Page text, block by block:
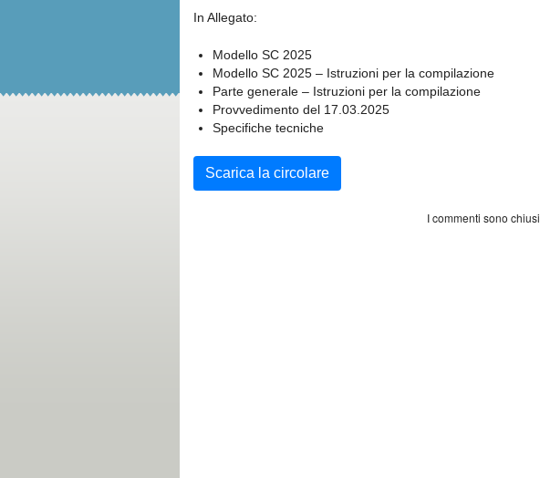
In Allegato:
Modello SC 2025
Modello SC 2025 – Istruzioni per la compilazione
Parte generale – Istruzioni per la compilazione
Provvedimento del 17.03.2025
Specifiche tecniche
Scarica la circolare
I commenti sono chiusi